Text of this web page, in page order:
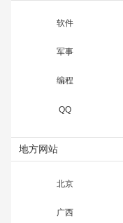
软件
军事
编程
QQ
地方网站
北京
广西